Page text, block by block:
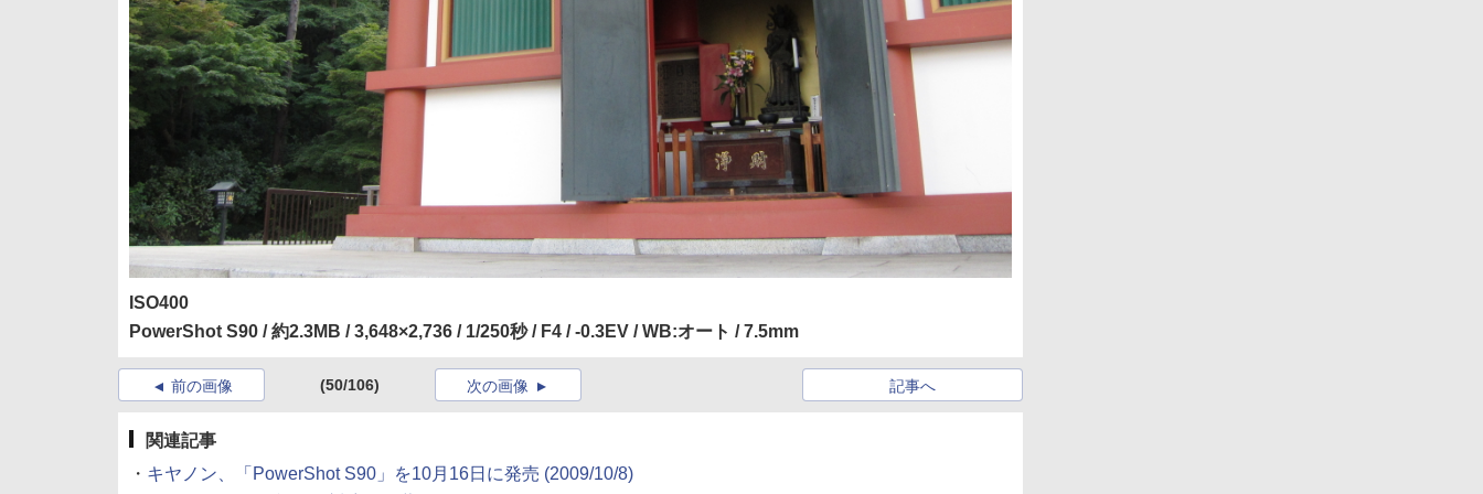
ISO400
PowerShot S90 / 約2.3MB / 3,648×2,736 / 1/250秒 / F4 / -0.3EV / WB:オート / 7.5mm
前の画像 (50/106) 記事へ
次の画像
関連記事
・ キヤノン、「PowerShot S90」を10月16日に発売 (2009/10/8)